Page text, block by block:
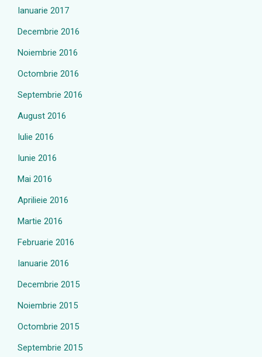
Ianuarie 2017
Decembrie 2016
Noiembrie 2016
Octombrie 2016
Septembrie 2016
August 2016
Iulie 2016
Iunie 2016
Mai 2016
Aprilieie 2016
Martie 2016
Februarie 2016
Ianuarie 2016
Decembrie 2015
Noiembrie 2015
Octombrie 2015
Septembrie 2015